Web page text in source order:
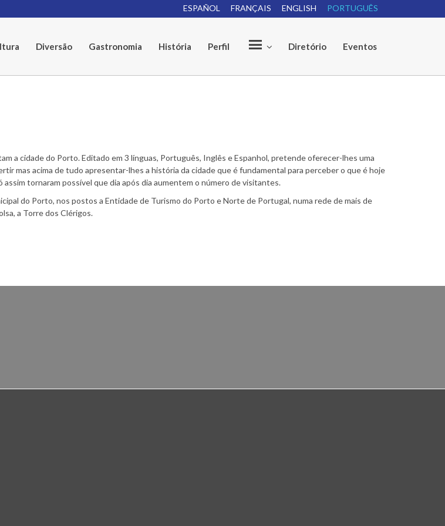
PORTUGUÊS
ENGLISH
FRANÇAIS
ESPAÑOL
Diversão Gastronomia História Perfil e Diretório Eventos
a cidade do Porto. Editado em 3 línguas, Português, Inglês e Espanhol, pretende oferecer-lhes uma
mas acima de tudo apresentar-lhes a história da cidade que é fundamental para perceber o que é hoje
tornaram possível que dia após dia aumentem o número de visitantes.
do Porto, nos postos a Entidade de Turismo do Porto e Norte de Portugal, numa rede de mais de
a Torre dos Clérigos.